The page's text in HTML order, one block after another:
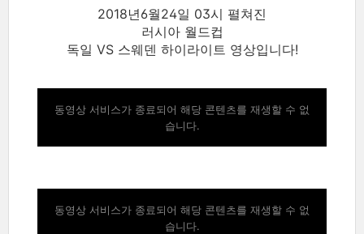
2018년6월24일 03시 펼쳐진
러시아 월드컵
독일 VS 스웨덴 하이라이트 영상입니다!
동영상 서비스가 종료되어 해당 콘텐츠를 재생할 수 없
습니다.
동영상 서비스가 종료되어 해당 콘텐츠를 재생할 수 없
습니다.